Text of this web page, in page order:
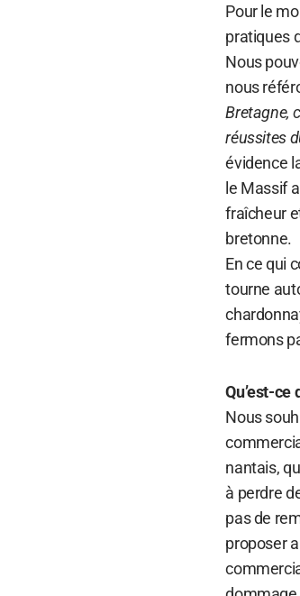
Pour le
pratiques
Nous
nous
Bretagne,
réussites
évidence
le Massif
fraîcheur
bretonne.
En ce qui
tourne
fermons
Qu’est-ce
Nous
nantais,
à perdre
pas de
proposer